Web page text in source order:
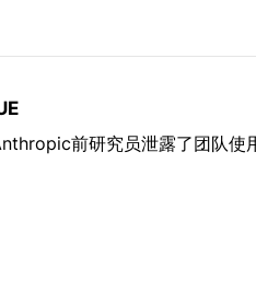
前研究员泄露了团队使